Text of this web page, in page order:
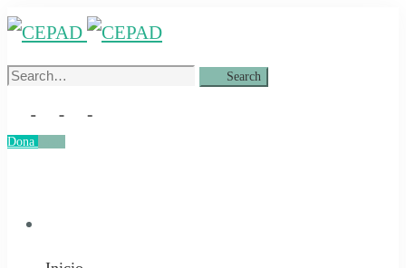
Search
Search
Dona